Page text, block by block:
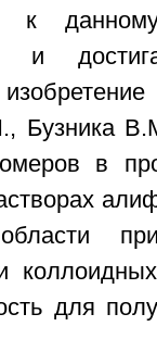
к
и
Бузника
в
для